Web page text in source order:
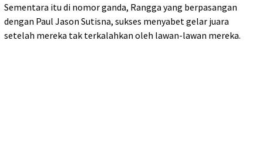
Sementara itu di nomor ganda, Rangga yang berpasangan
dengan Paul Jason Sutisna, sukses menyabet gelar juara
setelah mereka tak terkalahkan oleh lawan-lawan mereka.